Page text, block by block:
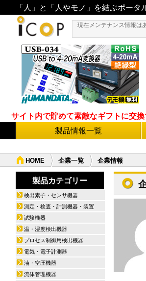
「人」と「人やモノ」を結ぶポータ
現在メンテナンス情報は
サイト内で貯めて素敵なギフトに交
製品情報一覧
HOME 企業一覧 企業情報
製品カテゴリー
検出素子・センサ機器
測定・検査・計測機器・装置
試験機器
温・湿度検出機器
プロセス制御用検出機器
電気・電子計測器
油・空圧機器
流体管理機器